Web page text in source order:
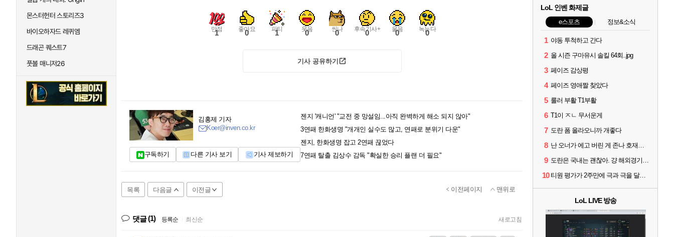
몬스터헌터 스토리즈3
바이오하자드 레퀴엠
드래곤 퀘스트7
풋볼 매니저26
만점
1 좋아요
0 파티
1 웃음
0 씬나
0 후속기사+
0 울음
0 녹는다
0
기사 공유하기
김홍제 기자
Koer@inven.co.kr
구독하기 다른 기사 보기 기사 제보하기
젠지 '캐니언' "교전 중 망설임...아직 완벽하게 해소 되지 않아"
3연패 한화생명 "개개인 실수도 많고, 연패로 분위기 다운"
젠지, 한화생명 잡고 2연패 끊었다
7연패 탈출 김상수 감독 "확실한 승리 플랜 더 필요"
목록 다음글 이전글 이전페이지 맨위로
댓글(1) 등록순 최신순 새로고침
LoL 인벤 화제글
e스포츠 정보&소식
1 야동 투척하고 간다
2 올 시즌 구마유시 솔킬 64회..jpg
3 페이즈 감상평
4 페이즈 영애짤 찾았다
5 룰러 부활 T1부활
6 T1이 ㅈㄴ 무서운게
7 도란 폼 올라오니까 개좋다
8 난 오너가 에고 버린 게 존나 호재라고 봄
9 도란은 국내는 괜찮아. 걍 해외경기가 개 쓰레기라 그래
10 티원 평가가 2주만에 극과 극을 달리고 있네
LoL LIVE 방송